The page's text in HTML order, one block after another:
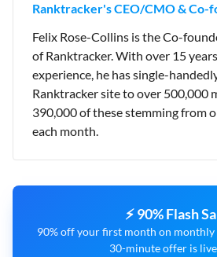
Ranktracker's CEO/CMO & Co-
Felix Rose-Collins is the Co-
of Ranktracker. With over 15
experience, he has single-
Ranktracker site to over 500,000
390,000 of these stemming from
each month.
⚡ 90% Flash
90% off your first month on monthly
30-minute offer is